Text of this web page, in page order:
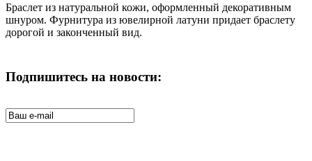
Браслет из натуральной кожи, оформленный декоративным
шнуром. Фурнитура из ювелирной латуни придает браслету
дорогой и законченный вид.
Подпишитесь на новости: